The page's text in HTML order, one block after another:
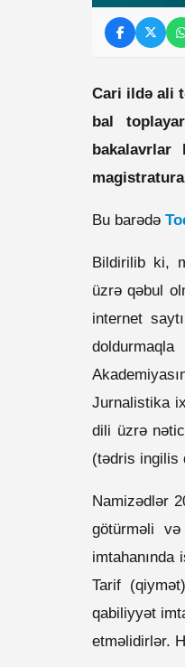
Cari ildə ali
bal
bakalavrlar
Bu barədə
Bildirilib ki,
üzrə qəbul
internet
Jurnalistika
dili üzrə
(tədris ingilis
Namizədlər
götürməli
imtahanında
Tarif
qabiliyyət
etməlidirlər.